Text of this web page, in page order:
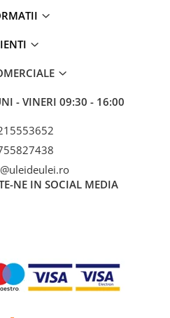
- VINERI 09:30 - 16:00
NE IN SOCIAL MEDIA